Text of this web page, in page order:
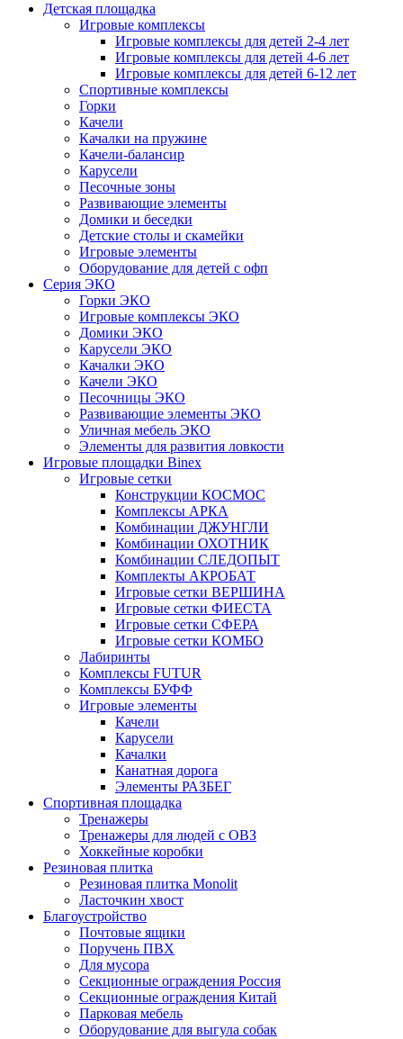
Детская площадка
Игровые комплексы
Игровые комплексы для детей 2-4 лет
Игровые комплексы для детей 4-6 лет
Игровые комплексы для детей 6-12 лет
Спортивные комплексы
Горки
Качели
Качалки на пружине
Качели-балансир
Карусели
Песочные зоны
Развивающие элементы
Домики и беседки
Детские столы и скамейки
Игровые элементы
Оборудование для детей с офп
Серия ЭКО
Горки ЭКО
Игровые комплексы ЭКО
Домики ЭКО
Карусели ЭКО
Качалки ЭКО
Качели ЭКО
Песочницы ЭКО
Развивающие элементы ЭКО
Уличная мебель ЭКО
Элементы для развития ловкости
Игровые площадки Binex
Игровые сетки
Конструкции КОСМОС
Комплексы АРКА
Комбинации ДЖУНГЛИ
Комбинации ОХОТНИК
Комбинации СЛЕДОПЫТ
Комплекты АКРОБАТ
Игровые сетки ВЕРШИНА
Игровые сетки ФИЕСТА
Игровые сетки СФЕРА
Игровые сетки КОМБО
Лабиринты
Комплексы FUTUR
Комплексы БУФФ
Игровые элементы
Качели
Карусели
Качалки
Канатная дорога
Элементы РАЗБЕГ
Спортивная площадка
Тренажеры
Тренажеры для людей с ОВЗ
Хоккейные коробки
Резиновая плитка
Резиновая плитка Monolit
Ласточкин хвост
Благоустройство
Почтовые ящики
Поручень ПВХ
Для мусора
Секционные ограждения Россия
Секционные ограждения Китай
Парковая мебель
Оборудование для выгула собак